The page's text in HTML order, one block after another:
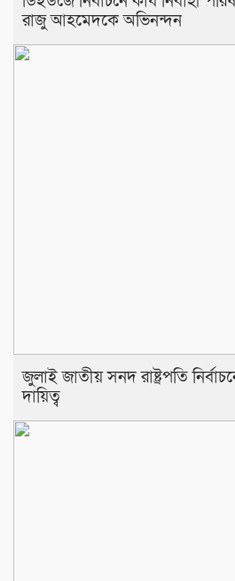
রাজু আহমেদকে অভিনন্দন
জুলাই জাতীয় সনদ রাষ্ট্রপতি
দায়িত্ব